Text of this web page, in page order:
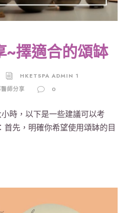
~擇適合的頌缽
HKETSPA ADMIN 1
師分享 0
時，以下是一些建議可以考
首先，明確你希望使用頌缽的目